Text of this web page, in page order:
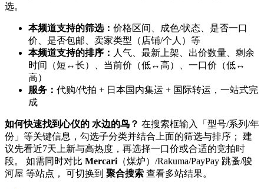
选。
本频道支持的筛选： 价格区间、成色/状态、是否一口
价、是否包邮、卖家类型（店铺/个人）等
本频道支持的排序： 人气、最新上架、出价数量、剩余
时间（短↔长）、当前价（低↔高）、一口价（低↔
高）
服务： 代购/代拍 + 日本国内集运 + 国际转运，一站式完
成
如何快速找到心仪的 水边的鸟？ 在搜索框输入「型号/系列/年
份」等关键信息，勾选子分类并结合上面的筛选与排序； 建
议先看近7天上新与高热度，再选择一口价或合适的竞拍时
段。 如需同时对比 Mercari （煤炉）/Rakuma/PayPay 跳蚤/骏
河屋 等站点， 可切换到 聚合搜索 查看多站结果。